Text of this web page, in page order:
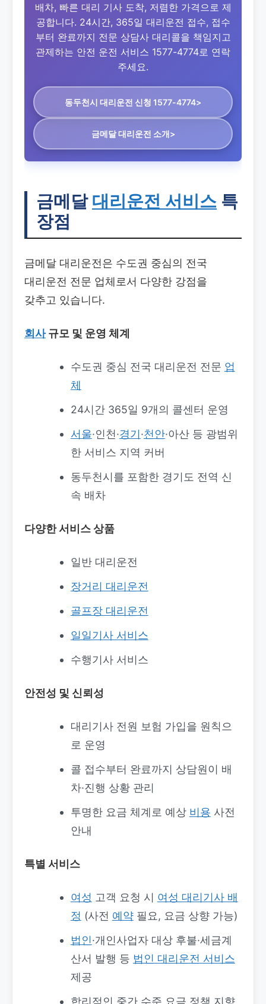
배차, 빠른 대리 기사 도착, 저렴한 가격으로 제
공합니다. 24시간, 365일 대리운전 접수, 접수
부터 완료까지 전문 상담사 대리콜을 책임지고
관제하는 안전 운전 서비스 1577-4774로 연락
주세요.
동두천시 대리운전 신청 1577-4774>
금메달 대리운전 소개>
금메달 대리운전 서비스 특
장점
금메달 대리운전은 수도권 중심의 전국
대리운전 전문 업체로서 다양한 강점을
갖추고 있습니다.
회사규모 및 운영 체계
수도권 중심 전국 대리운전 전문 업
체
24시간 365일 9개의 콜센터 운영
서울·인천·경기·천안·아산 등 광범위
한 서비스 지역 커버
동두천시를 포함한 경기도 전역 신
속 배차
다양한 서비스 상품
일반 대리운전
장거리 대리운전
골프장 대리운전
일일기사 서비스
수행기사 서비스
안전성 및 신뢰성
대리기사 전원 보험 가입을 원칙으
로 운영
콜 접수부터 완료까지 상담원이 배
차·진행 상황 관리
투명한 요금 체계로 예상 비용 사전
안내
특별 서비스
여성 고객 요청 시 여성 대리기사 배
정 (사전 예약필요, 요금 상향 가능)
법인·개인사업자 대상 후불·세금계
산서 발행 등 법인 대리운전 서비스
제공
합리적인 중간 수준 요금 정책 지향